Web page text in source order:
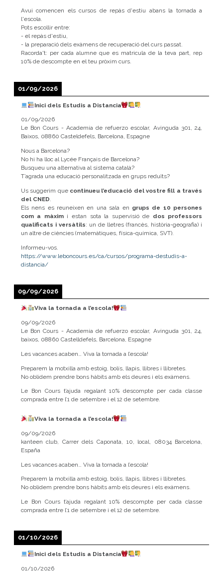
Avui comencen els cursos de repàs d'estiu abans la tornada a
l'escola.
Pots escollir entre:
- el repàs d'estiu,
- la preparació dels exàmens de recuperació del curs passat.
Racorda't: per cada alumne que es matricula de la teva part, rep
10% de descompte en el teu pròxim curs.
01/09/2026
Inici dels Estudis a Distancia
01/09/2026
Le Bon Cours - Academia de refuerzo escolar, Avinguda 301, 24,
Baixos, 08860 Casteldefels, Barcelona, Espagne
Nous a Barcelona?
No hi ha lloc al Lycée Français de Barcelona?
Busqueu una alternativa al sistema català?
T’agrada una educació personalitzada en grups reduïts?
Us suggerim que continueu l’educació del vostre fill a través
del CNED
Els nens es reuneixen en una sala en grups de 10 persones
com a màximi estan sota la supervisió de dos professors
qualificats i versàtils: un de lletres (francès, història-geografia) i
un altre de ciències (matemàtiques, física-química, SVT).
Informeu-vos.
https://www.leboncours.es/ca/cursos/programa-destudis-a-
distancia/
09/09/2026
Viva la tornada a l’escola!
09/09/2026
Le Bon Cours - Academia de refuerzo escolar, Avinguda 301, 24,
baixos, 08860 Castelldefels, Barcelona, Espagne
Les vacances acaben… Viva la tornada a l’escola!
Preparem la motxilla amb estoig, bolís, llapis, llibres i llibretes.
No oblidem prendre bons hàbits amb els deures i els exàmens.
Le Bon Cours t’ajuda regalant 10% descompte per cada classe
comprada entre l’1 de setembre i el 12 de setembre.
Viva la tornada a l’escola!
09/09/2026
kanteen club, Carrer dels Caponata, 10, local, 08034 Barcelona,
España
Les vacances acaben… Viva la tornada a l’escola!
Preparem la motxilla amb estoig, bolís, llapis, llibres i llibretes.
No oblidem prendre bons hàbits amb els deures i els exàmens.
Le Bon Cours t’ajuda regalant 10% descompte per cada classe
comprada entre l’1 de setembre i el 12 de setembre.
01/10/2026
Inici dels Estudis a Distancia
01/10/2026